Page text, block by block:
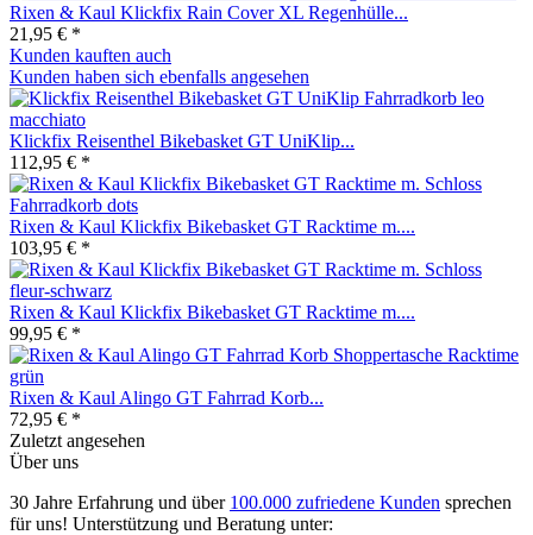
Rixen & Kaul Klickfix Rain Cover XL Regenhülle...
21,95 € *
Kunden kauften auch
Kunden haben sich ebenfalls angesehen
Klickfix Reisenthel Bikebasket GT UniKlip...
112,95 € *
Rixen & Kaul Klickfix Bikebasket GT Racktime m....
103,95 € *
Rixen & Kaul Klickfix Bikebasket GT Racktime m....
99,95 € *
Rixen & Kaul Alingo GT Fahrrad Korb...
72,95 € *
Zuletzt angesehen
Über uns
30 Jahre Erfahrung und über 100.000 zufriedene Kunden sprechen
für uns! Unterstützung und Beratung unter: